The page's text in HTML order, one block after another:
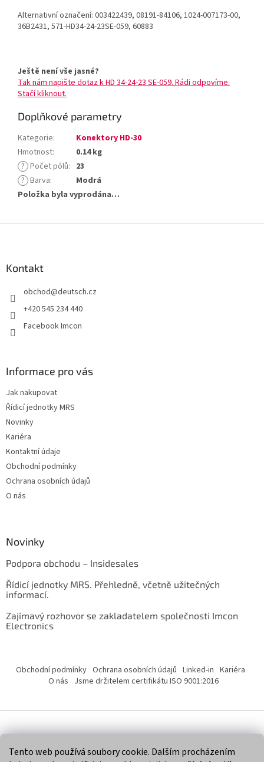
Tento web používá soubory cookie. Dalším procházením
Alternativní označení: 003422439, 08191-84106, 1024-007173-00,
36B2431, 571-HD34-24-23SE-059, 60883
Ještě není vše jasné?
Tak nám napište dotaz k HD 34-24-23 SE-059. Rádi odpovíme.
Stačí kliknout.
Doplňkové parametry
Kategorie:
Konektory HD-30
Hmotnost:
0.14 kg
? Počet pólů: 23
? Barva:
Modrá
Položka byla vyprodána…
Kontakt
obchod@deutsch.cz
+420 545 234 440
Facebook Imcon
Informace pro vás
Jak nakupovat
Řídicí jednotky MRS
Novinky
Kariéra
Kontaktní údaje
Obchodní podmínky
Ochrana osobních údajů
O nás
Novinky
Podpora obchodu – Insidesales
Řídicí jednotky MRS. Přehledně, včetně užitečných
informací.
Zajímavý rozhovor se zakladatelem společnosti Imcon
Electronics
Obchodní podmínky Ochrana osobních údajů Linked-in Kariéra
O nás Jsme držitelem certifikátu ISO 9001:2016